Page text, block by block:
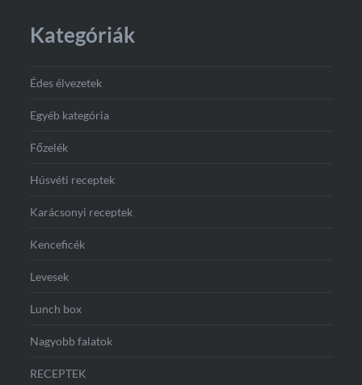
Kategóriák
Édes élvezetek
Egyéb kategória
Főzelék
Húsvéti receptek
Karácsonyi receptek
Kenceficék
Levesek
Lunch box
Nagyobb falatok
RECEPTEK